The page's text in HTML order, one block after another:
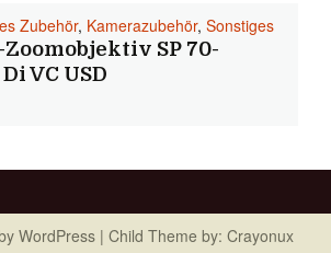
Zubehör, Kamerazubehör, Sonstiges
SP 70-
VC USD
WordPress | Child Theme by: Crayonux